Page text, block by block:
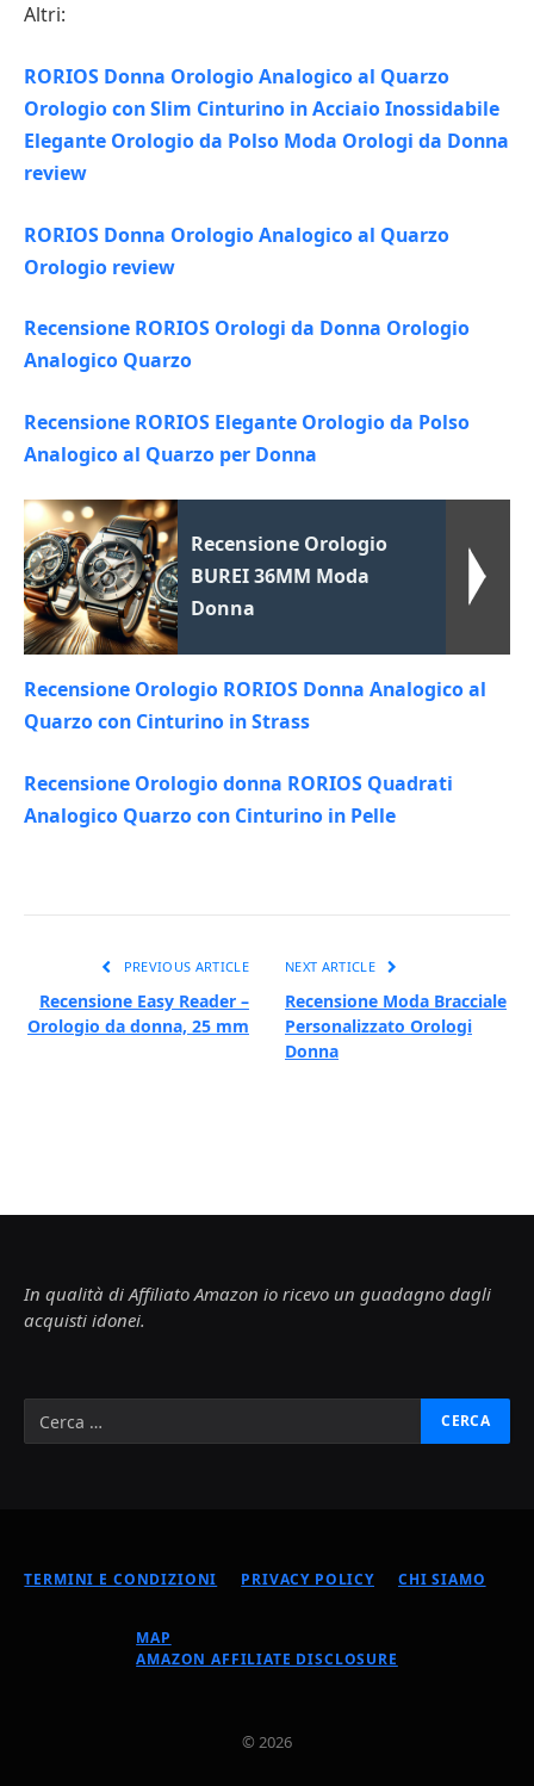
Altri:
RORIOS Donna Orologio Analogico al Quarzo
Orologio con Slim Cinturino in Acciaio Inossidabile
Elegante Orologio da Polso Moda Orologi da Donna
review
RORIOS Donna Orologio Analogico al Quarzo
Orologio review
Recensione RORIOS Orologi da Donna Orologio
Analogico Quarzo
Recensione RORIOS Elegante Orologio da Polso
Analogico al Quarzo per Donna
Recensione Orologio
BUREI 36MM Moda
Donna
Recensione Orologio RORIOS Donna Analogico al
Quarzo con Cinturino in Strass
Recensione Orologio donna RORIOS Quadrati
Analogico Quarzo con Cinturino in Pelle
PREVIOUS ARTICLE
Recensione Easy Reader –
Orologio da donna, 25 mm
NEXT ARTICLE
Recensione Moda Bracciale
Personalizzato Orologi
Donna
In qualità di Affiliato Amazon io ricevo un guadagno dagli
acquisti idonei.
TERMINI E CONDIZIONI PRIVACY POLICY CHI SIAMO
MAP
AMAZON AFFILIATE DISCLOSURE
© 2026